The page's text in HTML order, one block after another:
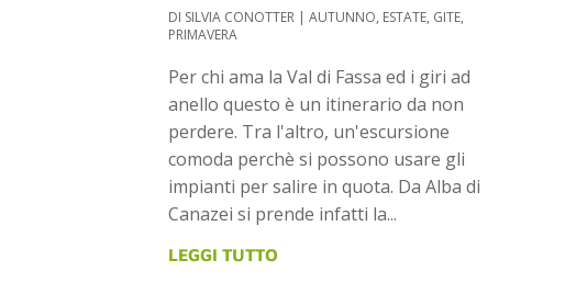
DI SILVIA CONOTTER |AUTUNNO, ESTATE, GITE,
PRIMAVERA
Per chi ama la Val di Fassa ed i giri ad
anello questo è un itinerario da non
perdere. Tra l'altro, un'escursione
comoda perchè si possono usare gli
impianti per salire in quota. Da Alba di
Canazei si prende infatti la...
LEGGI TUTTO